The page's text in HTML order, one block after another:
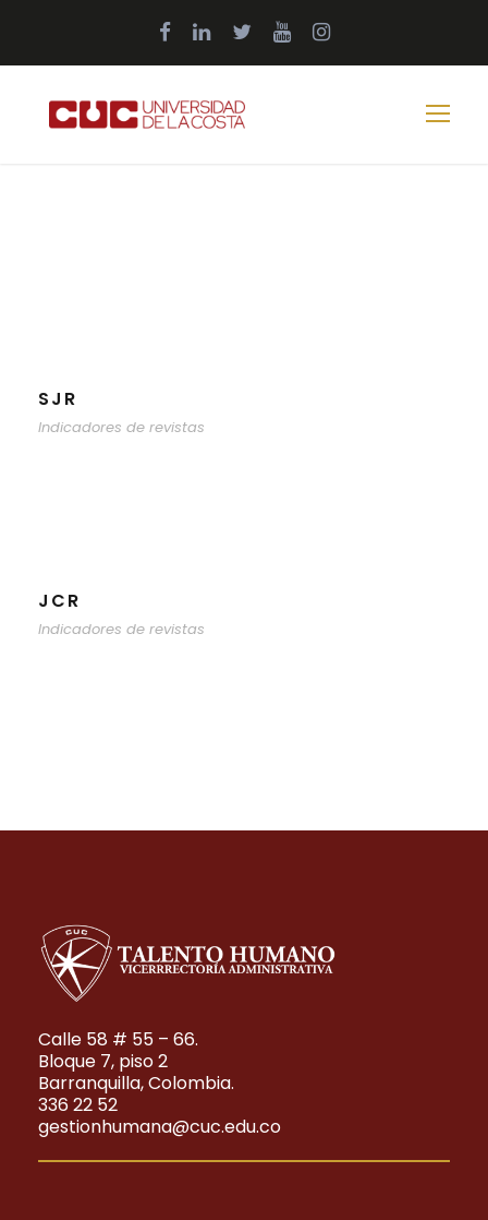
SJR
Indicadores de revistas
JCR
Indicadores de revistas
Calle 58 # 55 – 66.
Bloque 7, piso 2
Barranquilla, Colombia.
336 22 52
gestionhumana@cuc.edu.co